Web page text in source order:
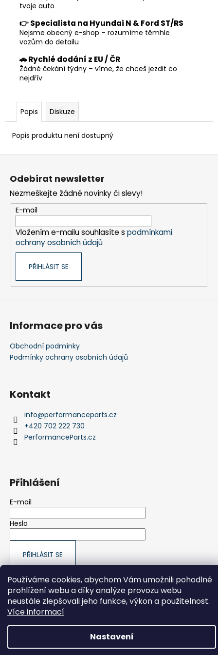
Používáme cookies, abychom Vám umožnili pohodlné
prohlížení webu a díky analýze provozu webu
neustále zlepšovali jeho funkce, výkon a použitelnost.
Více informací
Nastavení
tvoje auto
👉 Specialista na Hyundai N & Ford ST/RS
Nejsme obecný e-shop – rozumíme těmhle
vozům do detailu
🚗 Rychlé dodání z EU / ČR
Žádné čekání týdny – víme, že chceš jezdit co
nejdřív
Popis Diskuze
Popis produktu není dostupný
Z
Odebírat newsletter
Nezmeškejte žádné novinky či slevy!
E-mail
Vložením e-mailu souhlasíte s podmínkami
ochrany osobních údajů
PŘIHLÁSIT SE
Informace pro vás
Obchodní podmínky
Podmínky ochrany osobních údajů
Kontakt
info@performanceparts.cz
+420 702 222 730
PerformanceParts.cz
Přihlášení
E-mail
Heslo
PŘIHLÁSIT SE
Vytvořil Shoptet
Copyright 2026
vyhrazena.